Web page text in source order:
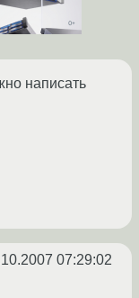
написать
07:29:02